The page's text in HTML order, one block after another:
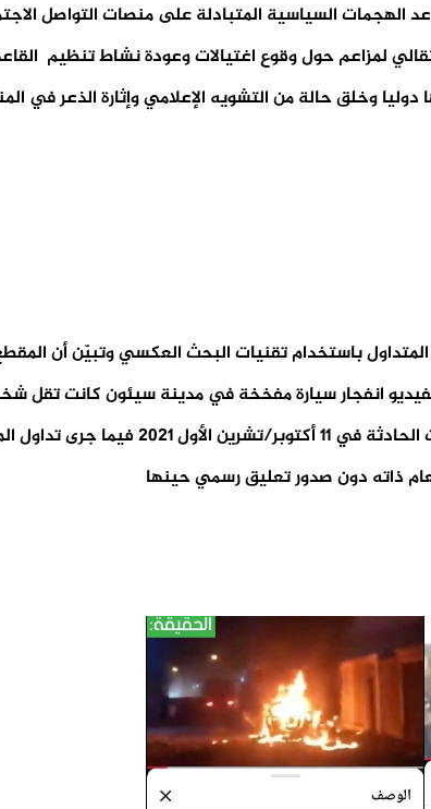
الهجمات السياسية المتبادلة على منصات التواصل
لمزاعم حول وقوع اغتيالات وعودة نشاط تنظيم
وخلق حالة من التشويه الإعلامي وإثارة الذعر في
باستخدام تقنيات البحث العكسي وتبيّن أن
انفجار سيارة مفخخة في مدينة سيئون كانت تقل
وتحتوي على ذخيرة عسكرية ووقعت الحادثة في 11 أكتوبر/تشرين